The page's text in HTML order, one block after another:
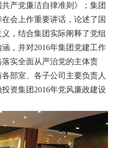
产党廉洁自律准则》；集团
会上作重要讲话，论述了国
，结合集团实际阐释了党组
，并对2016年集团党建工作
实全面从严治党的主体责
部室、各子公司主要负责人
资集团2016年党风廉政建设